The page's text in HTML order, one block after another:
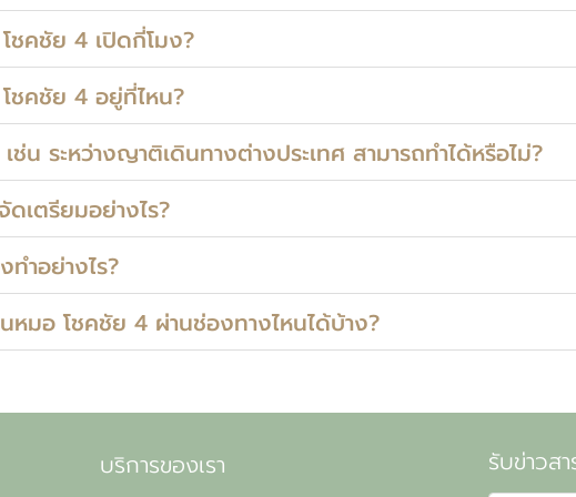
คชัย 4 เปิดกี่โมง?
ชคชัย 4 อยู่ที่ไหน?
ช่น ระหว่างญาติเดินทางต่างประเทศ สามารถทำได้หรือไม่?
ดเตรียมอย่างไร?
ทำอย่างไร?
มอ โชคชัย 4 ผ่านช่องทางไหนได้บ้าง?
บริการของเรา รับข่าวสา